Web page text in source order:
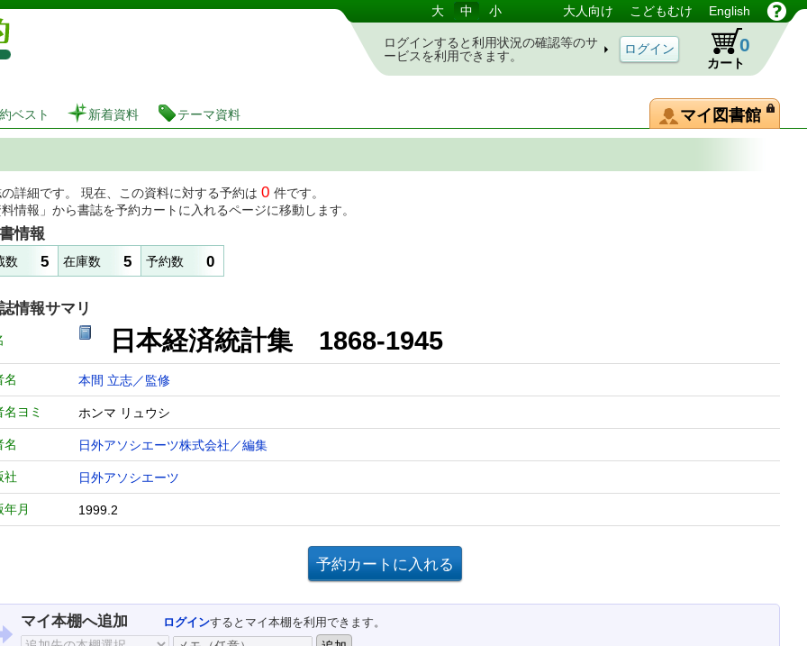
図書館 蔵書検索・予約システム 大 中 小 大人向け こどもむけ English
ログインすると利用状況の確認等のサ
ービスを利用できます。
カート
0
ベスト 新着資料 テーマ資料 マイ図書館
詳細です。 現在、この資料に対する予約は 0 件です。
料情報」から書誌を予約カートに入れるページに移動します。
情報
数 5 在庫数 5 予約数 0
情報サマリ
日本経済統計集 1868-1945
名 本間 立志／監修
名ヨミ ホンマ リュウシ
名 日外アソシエーツ株式会社／編集
社 日外アソシエーツ
年月 1999.2
マイ本棚へ追加 ログインするとマイ本棚を利用できます。